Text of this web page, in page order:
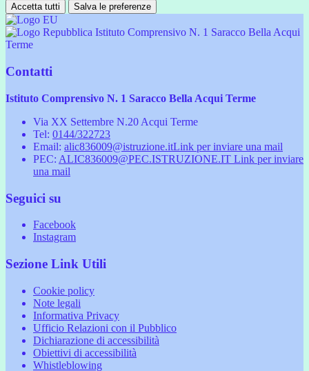
Accetta tutti Salva le preferenze
Istituto Comprensivo N. 1 Saracco Bella Acqui
Terme
Contatti
Istituto Comprensivo N. 1 Saracco Bella Acqui Terme
Via XX Settembre N.20 Acqui Terme
Tel: 0144/322723
Email: alic836009@istruzione.itLink per inviare una mail
PEC: ALIC836009@PEC.ISTRUZIONE.IT Link per inviare
una mail
Seguici su
Facebook
Instagram
Sezione Link Utili
Cookie policy
Note legali
Informativa Privacy
Ufficio Relazioni con il Pubblico
Dichiarazione di accessibilità
Obiettivi di accessibilità
Whistleblowing